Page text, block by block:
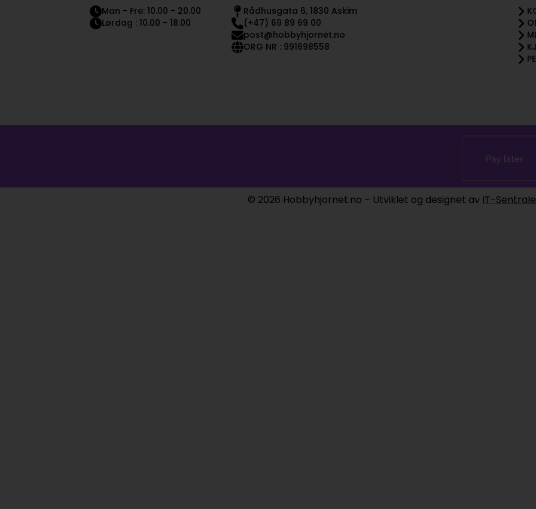
Man - Fre: 10.00 - 20.00
Lørdag : 10.00 - 18.00
Rådhusgata 6, 1830 Askim
(+47) 69 89 69 00
post@hobbyhjornet.no
ORG NR : 991698558
© 2026 Hobbyhjornet.no – Utviklet og designet av IT-